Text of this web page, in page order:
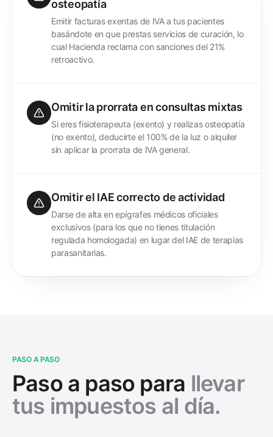
osteopatía
Emitir facturas exentas de IVA a tus pacientes
basándote en que prestas servicios de curación, lo
cual Hacienda reclama con sanciones del 21%
retroactivo.
Omitir la prorrata en consultas mixtas
Si eres fisioterapeuta (exento) y realizas osteopatía
(no exento), deducirte el 100% de la luz o alquiler
sin aplicar la prorrata de IVA general.
Omitir el IAE correcto de actividad
Darse de alta en epígrafes médicos oficiales
exclusivos (para los que no tienes titulación
regulada homologada) en lugar del IAE de terapias
parasanitarias.
PASO A PASO
Paso a paso para llevar
tus impuestos al día.